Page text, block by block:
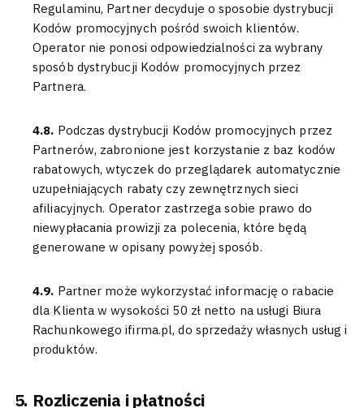
Regulaminu, Partner decyduje o sposobie dystrybucji
Kodów promocyjnych pośród swoich klientów.
Operator nie ponosi odpowiedzialności za wybrany
sposób dystrybucji Kodów promocyjnych przez
Partnera.
4.8. Podczas dystrybucji Kodów promocyjnych przez
Partnerów, zabronione jest korzystanie z baz kodów
rabatowych, wtyczek do przeglądarek automatycznie
uzupełniających rabaty czy zewnętrznych sieci
afiliacyjnych. Operator zastrzega sobie prawo do
niewypłacania prowizji za polecenia, które będą
generowane w opisany powyżej sposób.
4.9. Partner może wykorzystać informację o rabacie
dla Klienta w wysokości 50 zł netto na usługi Biura
Rachunkowego ifirma.pl, do sprzedaży własnych usług i
produktów.
Rozliczenia i płatności